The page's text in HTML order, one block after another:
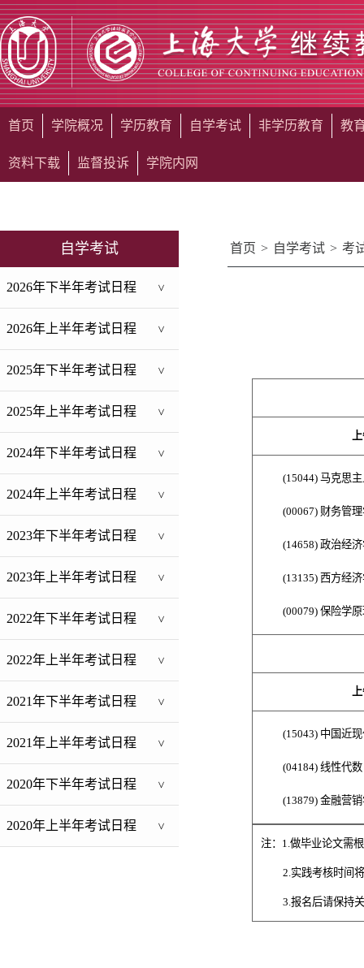
首页 学院概况 学历教育 自学考试 非学历教育 教
资料下载 监督投诉 学院内网
自学考试
2026年下半年考试日程 >
2026年上半年考试日程 >
2025年下半年考试日程 >
2025年上半年考试日程 >
2024年下半年考试日程 >
2024年上半年考试日程 >
2023年下半年考试日程 >
2023年上半年考试日程 >
2022年下半年考试日程 >
2022年上半年考试日程 >
2021年下半年考试日程 >
2021年上半年考试日程 >
2020年下半年考试日程 >
2020年上半年考试日程 >
首页 > 自学考试 > 考
(15044) 马克思
(00067) 财务管
(14658) 政治经
(13135) 西方经
(00079) 保险学
(15043) 中国近
(04184) 线性代
(13879) 金融营销
注： 1.做毕业论文需
2.实践考核时间
3.报名后请保持